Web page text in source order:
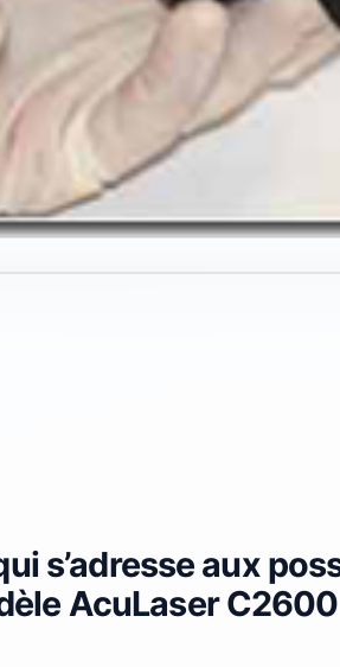
s’adresse aux
AcuLaser C2600